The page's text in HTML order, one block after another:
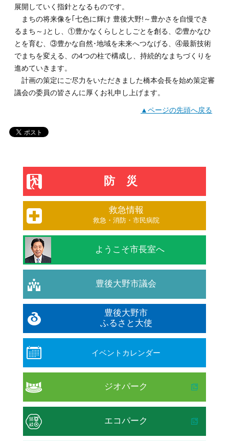
展開していく指針となるものです。
まちの将来像を｢七色に輝け 豊後大野!～豊かさを自慢でき
るまち～｣とし、①豊かなくらしとしごとを創る、②豊かなひ
とを育む、③豊かな自然･地域を未来へつなげる、④最新技術
でまちを変える、の4つの柱で構成し、持続的なまちづくりを
進めていきます。
計画の策定にご尽力をいただきました橋本会長を始め策定審
議会の委員の皆さんに厚くお礼申し上げます。
▲ページの先頭へ戻る
防災
救急情報
救急・消防・市民病院
ようこそ市長室へ
豊後大野市議会
豊後大野市
ふるさと大使
イベントカレンダー
ジオパーク
エコパーク